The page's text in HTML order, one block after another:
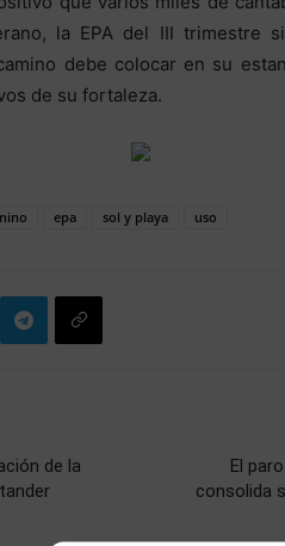
la EPA del III trimestre
debe colocar en su
de su fortaleza.
epa sol y playa uso
de la
El
consolida